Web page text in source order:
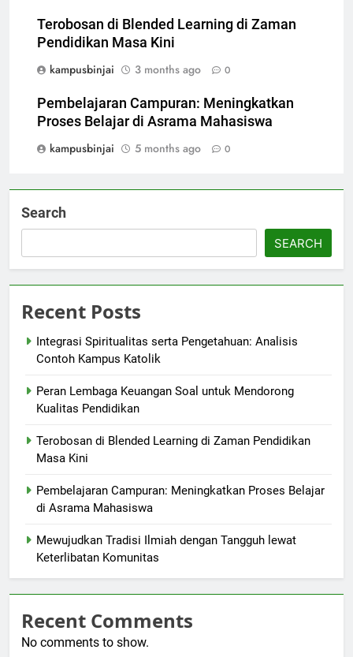
Terobosan di Blended Learning di Zaman
Pendidikan Masa Kini
kampusbinjai
3 months ago 0
Pembelajaran Campuran: Meningkatkan
Proses Belajar di Asrama Mahasiswa
kampusbinjai
5 months ago 0
Search
SEARCH
Recent Posts
Integrasi Spiritualitas serta Pengetahuan: Analisis
Contoh Kampus Katolik
Peran Lembaga Keuangan Soal untuk Mendorong
Kualitas Pendidikan
Terobosan di Blended Learning di Zaman Pendidikan
Masa Kini
Pembelajaran Campuran: Meningkatkan Proses Belajar
di Asrama Mahasiswa
Mewujudkan Tradisi Ilmiah dengan Tangguh lewat
Keterlibatan Komunitas
Recent Comments
No comments to show.